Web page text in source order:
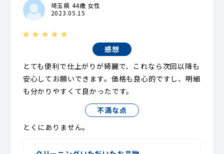
埼玉県 44歳 女性
2023.05.15
感想
とても便利で仕上がりが綺麗で、これなら次回以降も
安心してお願いできます。価格も良心的ですし、明細
も分かりやすくて良かったです。
不満な点
とくにありません。